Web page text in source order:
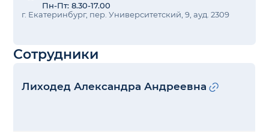
Пн-Пт: 8.30-17.00
г. Екатеринбург, пер. Университетский, 9, ауд. 2309
Сотрудники
Лиходед Александра Андреевна